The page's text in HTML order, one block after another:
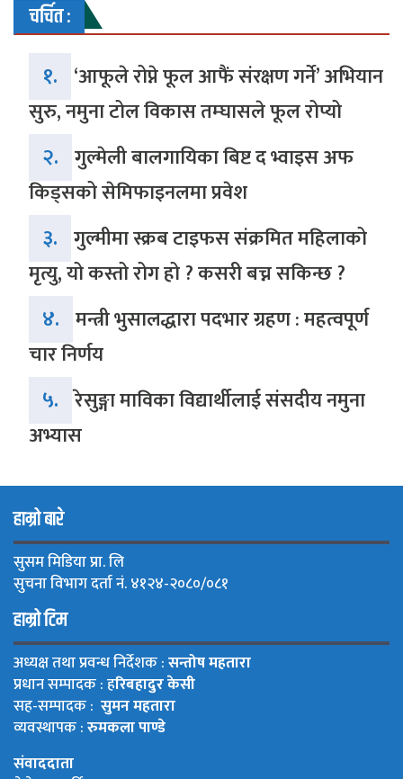
चर्चित :
१. ‘आफूले रोप्ने फूल आफैं संरक्षण गर्ने’ अभियान
सुरु, नमुना टोल विकास तम्घासले फूल रोप्यो
२. गुल्मेली बालगायिका बिष्ट द भ्वाइस अफ
किड्सको सेमिफाइनलमा प्रवेश
३. गुल्मीमा स्क्रब टाइफस संक्रमित महिलाको
मृत्यु, यो कस्तो रोग हो ? कसरी बच्न सकिन्छ ?
४. मन्त्री भुसालद्धारा पदभार ग्रहण : महत्वपूर्ण
चार निर्णय
५. रेसुङ्गा माविका विद्यार्थीलाई संसदीय नमुना
अभ्यास
हाम्रो बारे
सुसम मिडिया प्रा. लि
सुचना विभाग दर्ता नं. ४१२४-२०८०/०८१
हाम्रो टिम
अध्यक्ष तथा प्रवन्ध निर्देशक :सन्तोष महतारा
प्रधान सम्पादक : हरिबहादुर केसी
सह-सम्पादक : सुमन महतारा
व्यवस्थापक :रुमकला पाण्डे
संवाददाता